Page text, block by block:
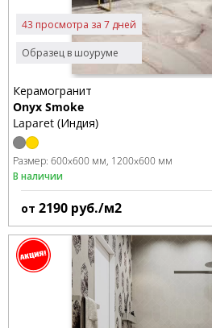
Образец в шоуруме
43 просмотра за 7 дней
Керамогранит
Onyx Smoke
Laparet (Индия)
Размер: 600x600 мм 1200x600 мм
В наличии
от 2190 руб./м2